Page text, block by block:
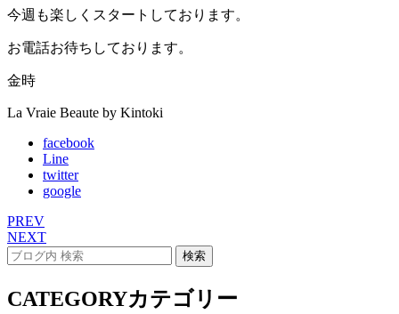
今週も楽しくスタートしております。
お電話お待ちしております。
金時
La Vraie Beaute by Kintoki
facebook
Line
twitter
google
PREV
NEXT
CATEGORYカテゴリー